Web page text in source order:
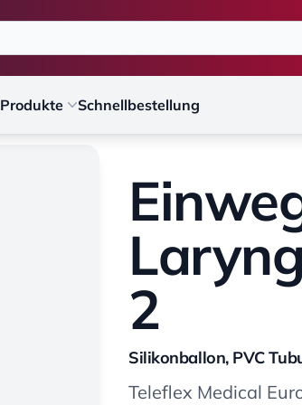
Produkte Schnellbestellung
2
Silikonballon, PVC
Teleflex Medical